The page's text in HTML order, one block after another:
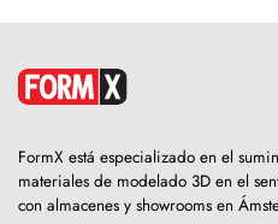
FormX está especializado en el
materiales de modelado 3D en el
con almacenes y showrooms en